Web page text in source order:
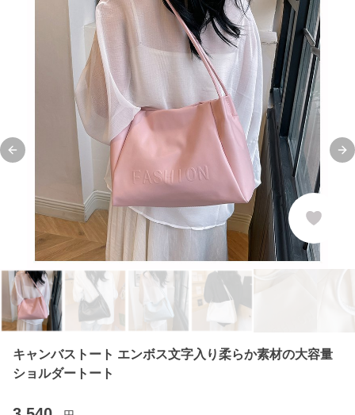
Previous slide
キャンバストート エンボス文字入り柔らか素材の大容量
ショルダートート